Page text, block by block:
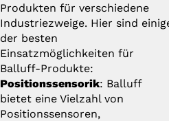
Produkten für verschiedene
Industriezweige. Hier sind
der besten
Einsatzmöglichkeiten für
Balluff-Produkte:
Positionssensorik: Balluff
bietet eine Vielzahl von
Positionssensoren,